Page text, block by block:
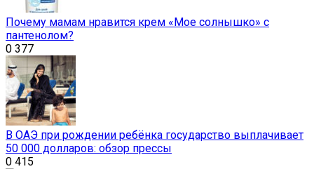
Почему мамам нравится крем «Мое солнышко» с
пантенолом?
0 377
В ОАЭ при рождении ребёнка государство выплачивает
50 000 долларов: обзор прессы
0 415